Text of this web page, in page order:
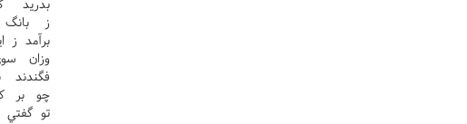
بدريد
ز بانگ
برآمد ز
وزان
فگندند
چو بر
تو